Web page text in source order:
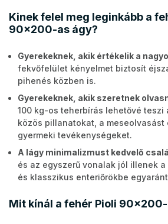
Kinek felel meg leginkább a
90x200-as ágy?
Gyerekeknek, akik értékelik a
fekvőfelület kényelmet biztosít
pihenés közben is.
Gyerekeknek, akik szeretnek
100 kg-os teherbírás lehetővé teszi
közös pillanatokat, a meseolvasást
gyermeki tevékenységeket.
A lágy minimalizmust kedvelő
és az egyszerű vonalak jól illenek
és klasszikus enteriőrökbe
Mit kínál a fehér Pioli